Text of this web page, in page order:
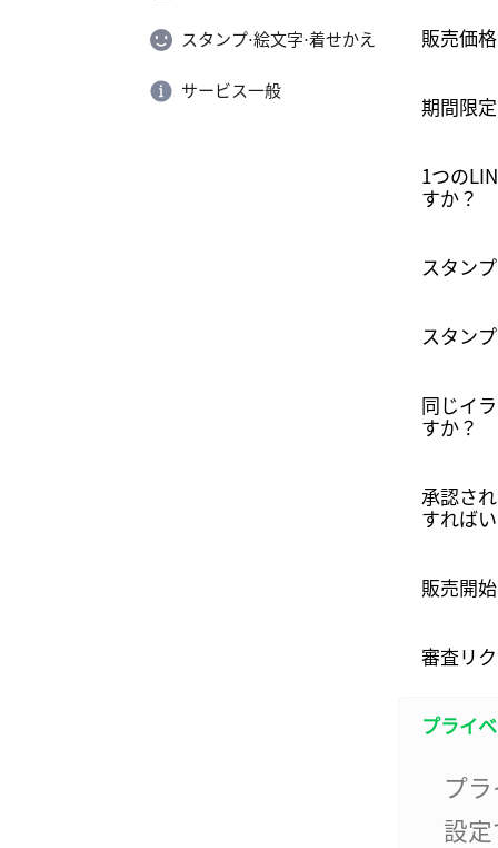
スタンプ⋅絵文字⋅着せかえ
サービス一般
販売価
期間限
1つの
すか？
スタン
スタン
同じイ
すか？
承認さ
すれば
販売開
審査リ
プライ
プ
設